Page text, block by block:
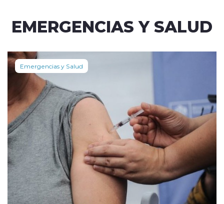
EMERGENCIAS Y SALUD
Emergencias y Salud